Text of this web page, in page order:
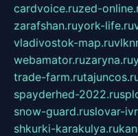
cardvoice.ruzed-
zarafshan.ruyork-life.ru
vladivostok-map.ru
webamator.ruzaryna.ru
trade-farm.ru
spayderhed-2022.ru
snow-guard.ruslovar-
shkurki-karakulya.ru